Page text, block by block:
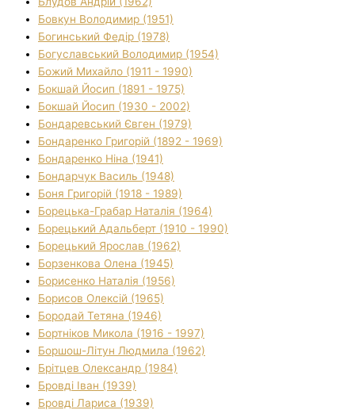
Бовкун Володимир (1951)
Богинський Федір (1978)
Богуславський Володимир (1954)
Божий Михайло (1911 - 1990)
Бокшай Йосип (1891 - 1975)
Бокшай Йосип (1930 - 2002)
Бондаревський Євген (1979)
Бондаренко Григорій (1892 - 1969)
Бондаренко Ніна (1941)
Бондарчук Василь (1948)
Боня Григорій (1918 - 1989)
Борецька-Грабар Наталія (1964)
Борецький Адальберт (1910 - 1990)
Борецький Ярослав (1962)
Борзенкова Олена (1945)
Борисенко Наталія (1956)
Борисов Олексій (1965)
Бородай Тетяна (1946)
Бортніков Микола (1916 - 1997)
Боршош-Літун Людмила (1962)
Брітцев Олександр (1984)
Бровді Іван (1939)
Бровді Лариса (1939)